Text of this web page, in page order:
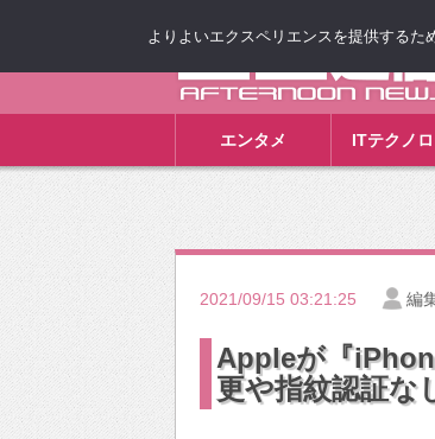
エンタメ ITテクノ
2021/09/15 03:21:25 編
Appleが『
更や指紋認証
よりよいエクスペリエンスを提供する